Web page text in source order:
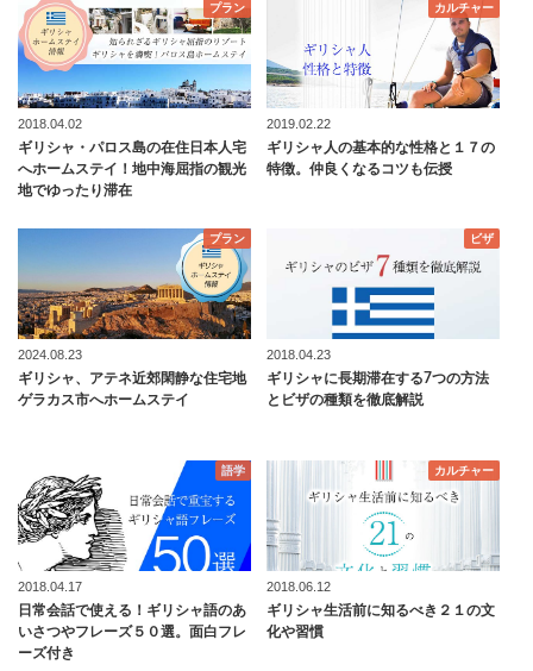
プラン
2018.04.02
ギリシャ・パロス島の在住日本人宅
へホームステイ！地中海屈指の観光
地でゆったり滞在
カルチャー
2019.02.22
ギリシャ人の基本的な性格と１７の
特徴。仲良くなるコツも伝授
プラン
2024.08.23
ギリシャ、アテネ近郊閑静な住宅地
ゲラカス市へホームステイ
ビザ
2018.04.23
ギリシャに長期滞在する7つの方法
とビザの種類を徹底解説
語学
2018.04.17
日常会話で使える！ギリシャ語のあ
いさつやフレーズ５０選。面白フレ
ーズ付き
カルチャー
2018.06.12
ギリシャ生活前に知るべき２１の文
化や習慣